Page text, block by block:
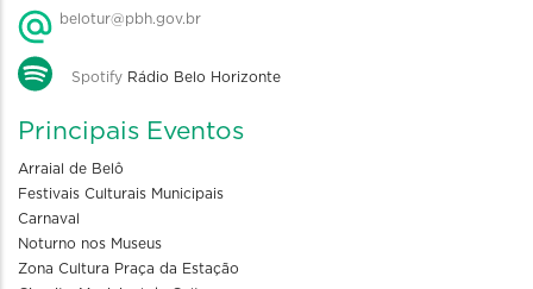
belotur@pbh.gov.br
Spotify Rádio Belo Horizonte
Principais Eventos
Arraial de Belô
Festivais Culturais Municipais
Carnaval
Noturno nos Museus
Zona Cultura Praça da Estação